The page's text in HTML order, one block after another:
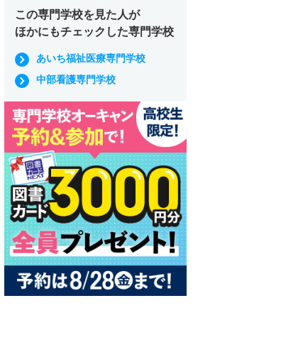
この専門学校を見た人が
ほかにもチェックした専門学校
あいち福祉医療専門学校
中部看護専門学校